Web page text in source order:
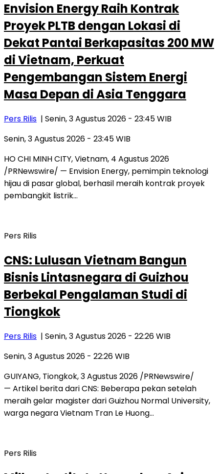
Envision Energy Raih Kontrak
Proyek PLTB dengan Lokasi di
Dekat Pantai Berkapasitas 200 MW
di Vietnam, Perkuat
Pengembangan Sistem Energi
Masa Depan di Asia Tenggara
Pers Rilis | Senin, 3 Agustus 2026 - 23:45 WIB
Senin, 3 Agustus 2026 - 23:45 WIB
HO CHI MINH CITY, Vietnam, 4 Agustus 2026
/PRNewswire/ — Envision Energy, pemimpin teknologi
hijau di pasar global, berhasil meraih kontrak proyek
pembangkit listrik…
Pers Rilis
CNS: Lulusan Vietnam Bangun
Bisnis Lintasnegara di Guizhou
Berbekal Pengalaman Studi di
Tiongkok
Pers Rilis | Senin, 3 Agustus 2026 - 22:26 WIB
Senin, 3 Agustus 2026 - 22:26 WIB
GUIYANG, Tiongkok, 3 Agustus 2026 /PRNewswire/
— Artikel berita dari CNS: Beberapa pekan setelah
meraih gelar magister dari Guizhou Normal University,
warga negara Vietnam Tran Le Huong…
Pers Rilis